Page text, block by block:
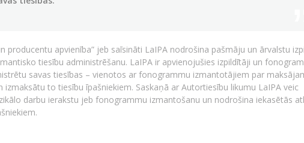
producentu apvienība” jeb saīsināti LaIPA nodrošina pašmāju un ārvalstu
tiesību administrēšanu. LaIPA ir apvienojušies izpildītāji un
savas tiesības – vienotos ar fonogrammu izmantotājiem par
izmaksātu to tiesību īpašniekiem. Saskaņā ar Autortiesību likumu LaIPA veic
darbu ierakstu jeb fonogrammu izmantošanu un nodrošina iekasētās